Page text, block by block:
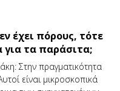
έχει πόρους, τότε
τα παράσιτα;
Στην πραγματικότητα
είναι μικροσκοπικά